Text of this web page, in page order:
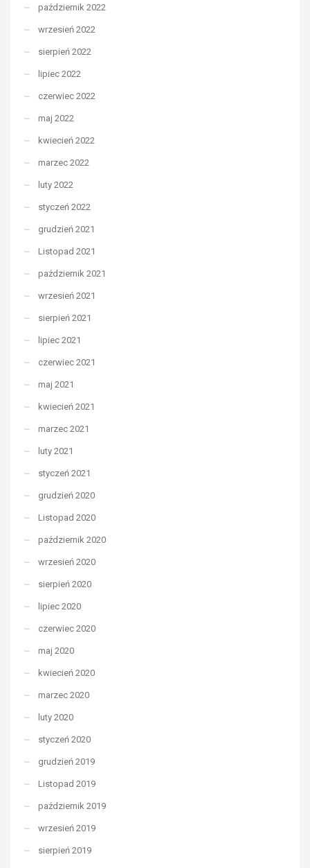
październik 2022
wrzesień 2022
sierpień 2022
lipiec 2022
czerwiec 2022
maj 2022
kwiecień 2022
marzec 2022
luty 2022
styczeń 2022
grudzień 2021
Listopad 2021
październik 2021
wrzesień 2021
sierpień 2021
lipiec 2021
czerwiec 2021
maj 2021
kwiecień 2021
marzec 2021
luty 2021
styczeń 2021
grudzień 2020
Listopad 2020
październik 2020
wrzesień 2020
sierpień 2020
lipiec 2020
czerwiec 2020
maj 2020
kwiecień 2020
marzec 2020
luty 2020
styczeń 2020
grudzień 2019
Listopad 2019
październik 2019
wrzesień 2019
sierpień 2019